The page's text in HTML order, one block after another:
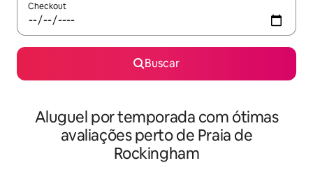
Checkout
Buscar
Aluguel por temporada com ótimas
avaliações perto de Praia de
Rockingham